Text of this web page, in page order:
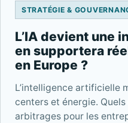
STRATÉGIE &
L’IA devient une
en supportera
en Europe ?
L’intelligence artificielle
centers et énergie.
arbitrages pour les